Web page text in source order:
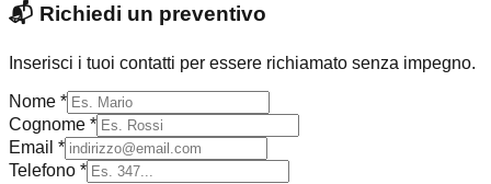
📬 Richiedi un preventivo
Inserisci i tuoi contatti per essere richiamato senza impegno.
Nome *
Cognome *
Email *
Telefono *